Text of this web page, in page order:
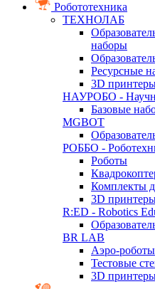
Робототехника
ТЕХНОЛАБ
наборы
Ресурсные
3D
НАУРОБО -
Базовые
MGBOT
РОББО -
Роботы
Комплекты
3D
R:ED - Robotics
BR LAB
Аэро-роботы
Тестовые
3D